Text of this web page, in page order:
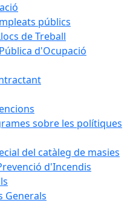
públics
de Treball
d'Ocupació
sobre les polítiques
del catàleg de masies
d'Incendis
Generals